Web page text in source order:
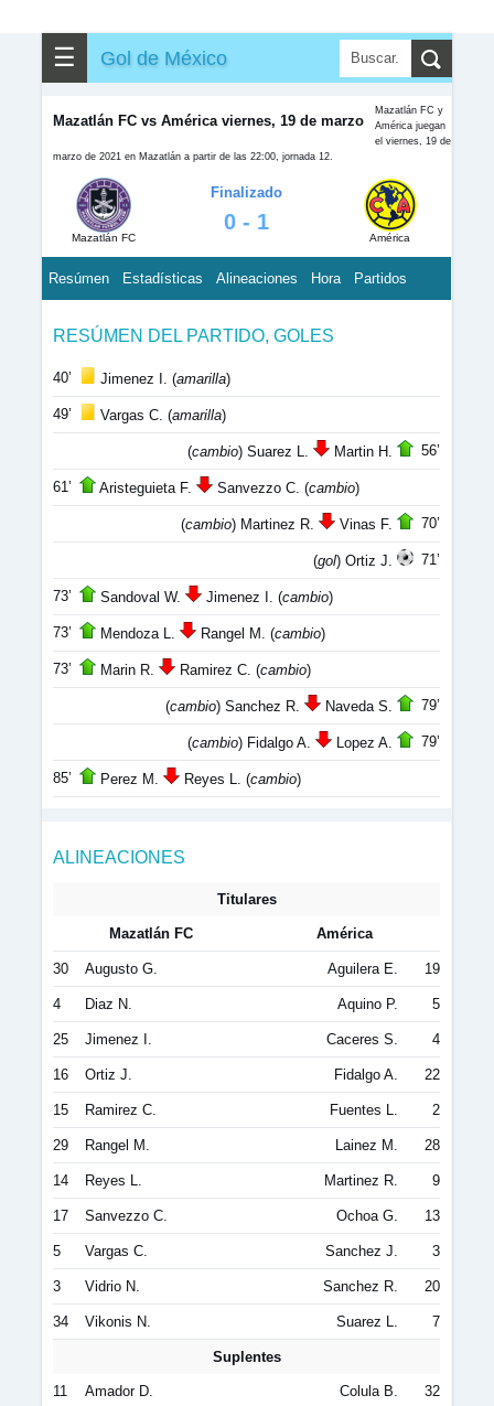
☰ Gol de México
Mazatlán FC vs América viernes, 19 de marzo
Mazatlán FC y
América juegan
el viernes, 19 de
marzo de 2021 en Mazatlán a partir de las 22:00, jornada 12.
Mazatlán FC
Finalizado
0 - 1
América
Resúmen Estadísticas Alineaciones Hora Partidos
RESÚMEN DEL PARTIDO, GOLES
40’ Jimenez I. (amarilla)
49’ Vargas C. (amarilla)
(cambio) Suarez L. Martin H. 56’
61’ Aristeguieta F. Sanvezzo C. (cambio)
(cambio) Martinez R. Vinas F. 70’
(gol) Ortiz J. 71’
73’ Sandoval W. Jimenez I. (cambio)
73’ Mendoza L. Rangel M. (cambio)
73’ Marin R. Ramirez C. (cambio)
(cambio) Sanchez R. Naveda S. 79’
(cambio) Fidalgo A. Lopez A. 79’
85’ Perez M. Reyes L. (cambio)
ALINEACIONES
Titulares
Mazatlán FC América
30 Augusto G. Aguilera E. 19
4 Diaz N. Aquino P. 5
25 Jimenez I. Caceres S. 4
16 Ortiz J. Fidalgo A. 22
15 Ramirez C. Fuentes L. 2
29 Rangel M. Lainez M. 28
14 Reyes L. Martinez R. 9
17 Sanvezzo C. Ochoa G. 13
5 Vargas C. Sanchez J. 3
3 Vidrio N. Sanchez R. 20
34 Vikonis N. Suarez L. 7
Suplentes
11 Amador D. Colula B. 32